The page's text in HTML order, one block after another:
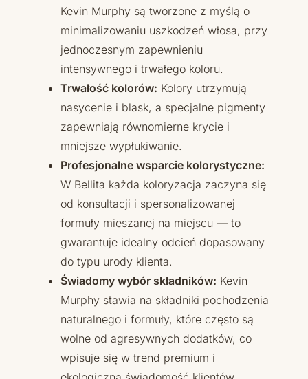
Kevin Murphy są tworzone z myślą o
minimalizowaniu uszkodzeń włosa, przy
jednoczesnym zapewnieniu
intensywnego i trwałego koloru.
Trwałość kolorów: Kolory utrzymują
nasycenie i blask, a specjalne pigmenty
zapewniają równomierne krycie i
mniejsze wypłukiwanie.
Profesjonalne wsparcie kolorystyczne:
W Bellita każda koloryzacja zaczyna się
od konsultacji i spersonalizowanej
formuły mieszanej na miejscu — to
gwarantuje idealny odcień dopasowany
do typu urody klienta.
Świadomy wybór składników: Kevin
Murphy stawia na składniki pochodzenia
naturalnego i formuły, które często są
wolne od agresywnych dodatków, co
wpisuje się w trend premium i